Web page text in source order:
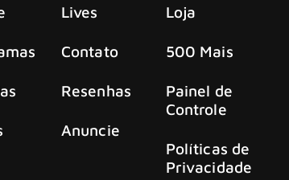
Lives
Contato
Resenhas
Anuncie
Loja
500 Mais
Painel de
Controle
Políticas de
Privacidade